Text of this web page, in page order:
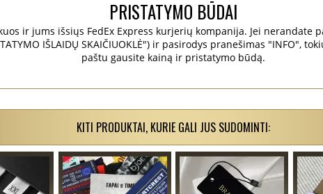
PRISTATYMO BŪDAI
ir jums išsiųs FedEx Express kurjerių kompanija. Jei nerandate
IŠLAIDŲ SKAIČIUOKLĖ") ir pasirodys pranešimas "INFO",
paštu gausite kainą ir pristatymo būdą.
KITI PRODUKTAI, KURIE GALI JUS SUDOMINTI: